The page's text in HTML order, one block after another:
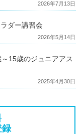
2026年7月13日
ダー講習会
2026年5月14日
15歳のジュニアアス
2025年4月30日
録